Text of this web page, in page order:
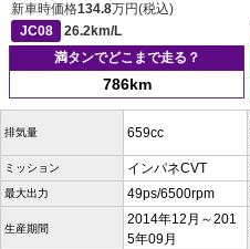
新車時価格134.8万円(税込)
JC08
26.2km/L
満タンでどこまで走る？
786km
排気量 659cc
ミッション インパネCVT
最大出力 49ps/6500rpm
生産期間
2014年12月～201
5年09月